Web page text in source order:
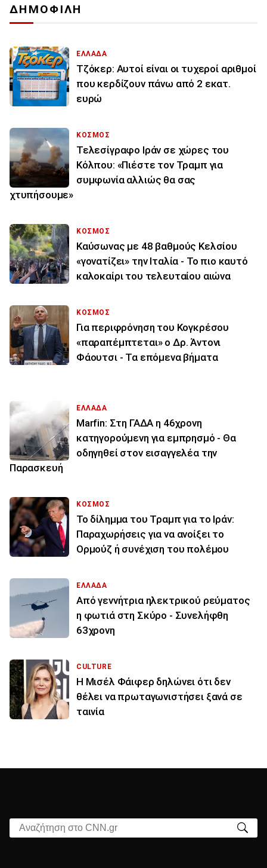
ΔΗΜΟΦΙΛΗ
ΕΛΛΑΔΑ
Τζόκερ: Αυτοί είναι οι τυχεροί αριθμοί
που κερδίζουν πάνω από 2 εκατ.
ευρώ
ΚΟΣΜΟΣ
Τελεσίγραφο Ιράν σε χώρες του
Κόλπου: «Πιέστε τον Τραμπ για
συμφωνία αλλιώς θα σας
χτυπήσουμε»
ΚΟΣΜΟΣ
Καύσωνας με 48 βαθμούς Κελσίου
«γονατίζει» την Ιταλία - Το πιο καυτό
καλοκαίρι του τελευταίου αιώνα
ΚΟΣΜΟΣ
Για περιφρόνηση του Κογκρέσου
«παραπέμπτεται» ο Δρ. Άντονι
Φάουτσι - Τα επόμενα βήματα
ΕΛΛΑΔΑ
Marfin: Στη ΓΑΔΑ η 46χρονη
κατηγορούμενη για εμπρησμό - Θα
οδηγηθεί στον εισαγγελέα την
Παρασκευή
ΚΟΣΜΟΣ
Το δίλημμα του Τραμπ για το Ιράν:
Παραχωρήσεις για να ανοίξει το
Ορμούζ ή συνέχιση του πολέμου
ΕΛΛΑΔΑ
Από γεννήτρια ηλεκτρικού ρεύματος
η φωτιά στη Σκύρο - Συνελήφθη
63χρονη
CULTURE
Η Μισέλ Φάιφερ δηλώνει ότι δεν
θέλει να πρωταγωνιστήσει ξανά σε
ταινία
Αναζήτηση στο CNN.gr